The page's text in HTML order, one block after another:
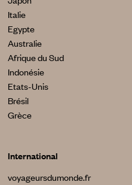
Italie
Egypte
Australie
Afrique du Sud
Indonésie
Etats-Unis
Brésil
Grèce
International
voyageursdumonde.fr